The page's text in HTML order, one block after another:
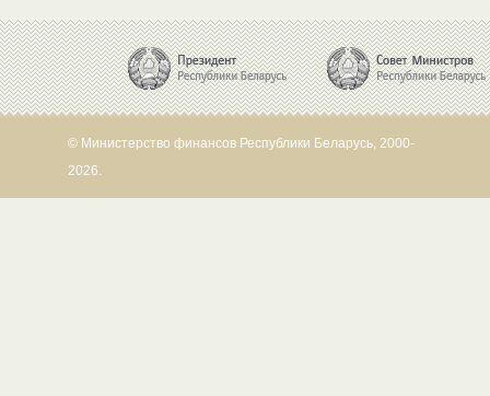
© Министерство финансов Республики Беларусь, 2000-
2026.